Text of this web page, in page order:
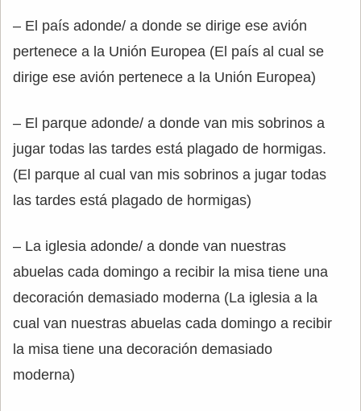
– El país adonde/ a donde se dirige ese avión
pertenece a la Unión Europea (El país al cual se
dirige ese avión pertenece a la Unión Europea)
– El parque adonde/ a donde van mis sobrinos a
jugar todas las tardes está plagado de hormigas.
(El parque al cual van mis sobrinos a jugar todas
las tardes está plagado de hormigas)
– La iglesia adonde/ a donde van nuestras
abuelas cada domingo a recibir la misa tiene una
decoración demasiado moderna (La iglesia a la
cual van nuestras abuelas cada domingo a recibir
la misa tiene una decoración demasiado
moderna)